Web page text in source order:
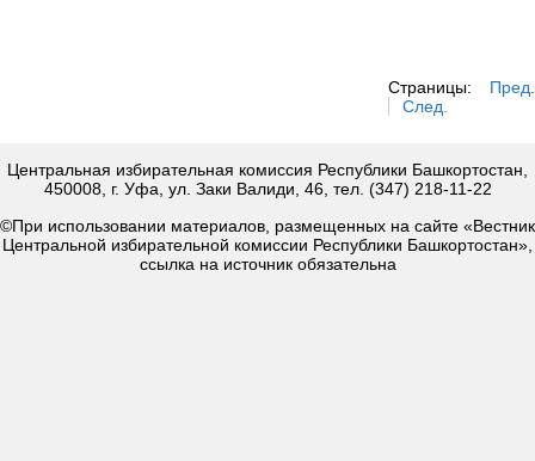
Страницы:
Пред.
След.
Центральная избирательная комиссия Республики Башкортостан,
450008, г. Уфа, ул. Заки Валиди, 46, тел. (347) 218-11-22
©При использовании материалов, размещенных на сайте «Вестник
Центральной избирательной комиссии Республики Башкортостан»,
ссылка на источник обязательна